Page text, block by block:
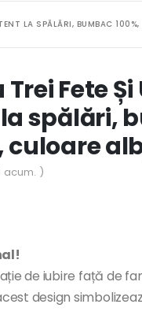
LA SPĂLĂRI, BUMBAC
Fete
spălări,
culoare
acum. )
de iubire față de
design